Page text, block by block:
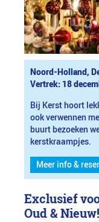
Noord-Holland,
Vertrek: 18
Bij Kerst hoort
ook verwennen
buurt bezoeken
kerstkraampjes.
Meer info &
Exclusief
Oud &